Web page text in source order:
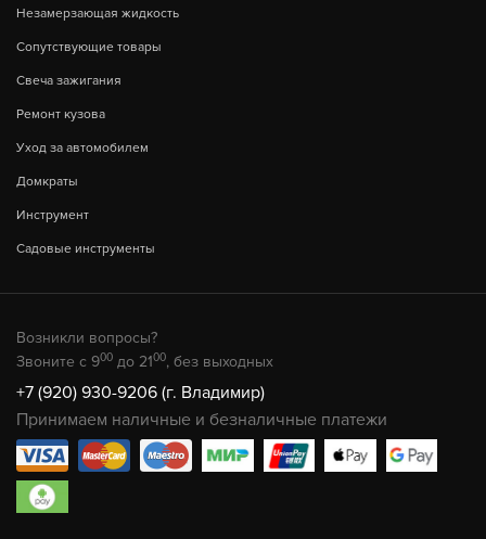
Незамерзающая жидкость
Сопутствующие товары
Свеча зажигания
Ремонт кузова
Уход за автомобилем
Домкраты
Инструмент
Садовые инструменты
Возникли вопросы?
Звоните с 900 до 2100, без выходных
+7 (920) 930-9206 (г. Владимир)
Принимаем наличные и безналичные платежи